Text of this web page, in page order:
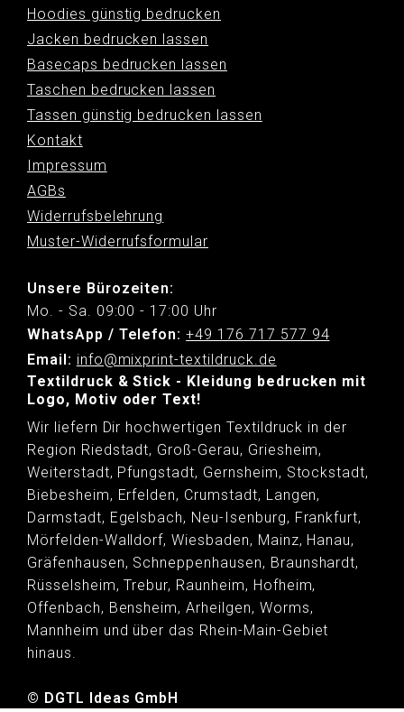
Hoodies günstig bedrucken
Jacken bedrucken lassen
Basecaps bedrucken lassen
Taschen bedrucken lassen
Tassen günstig bedrucken lassen
Kontakt
Impressum
AGBs
Widerrufsbelehrung
Muster-Widerrufsformular
Unsere Bürozeiten:
Mo. - Sa. 09:00 - 17:00 Uhr
WhatsApp / Telefon: +49 176 717 577 94
Email: info@mixprint-textildruck.de
Textildruck & Stick - Kleidung bedrucken mit
Logo, Motiv oder Text!
Wir liefern Dir hochwertigen Textildruck in der
Region Riedstadt, Groß-Gerau, Griesheim,
Weiterstadt, Pfungstadt, Gernsheim, Stockstadt,
Biebesheim, Erfelden, Crumstadt, Langen,
Darmstadt, Egelsbach, Neu-Isenburg, Frankfurt,
Mörfelden-Walldorf, Wiesbaden, Mainz, Hanau,
Gräfenhausen, Schneppenhausen, Braunshardt,
Rüsselsheim, Trebur, Raunheim, Hofheim,
Offenbach, Bensheim, Arheilgen, Worms,
Mannheim und über das Rhein-Main-Gebiet
hinaus.
© DGTL Ideas GmbH